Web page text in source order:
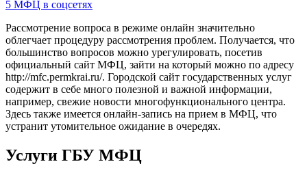
5 МФЦ в соцсетях
Рассмотрение вопроса в режиме онлайн значительно
облегчает процедуру рассмотрения проблем. Получается, что
большинство вопросов можно урегулировать, посетив
официальный сайт МФЦ, зайти на который можно по адресу
http://mfc.permkrai.ru/. Городской сайт государственных услуг
содержит в себе много полезной и важной информации,
например, свежие новости многофункционального центра.
Здесь также имеется онлайн-запись на прием в МФЦ, что
устранит утомительное ожидание в очередях.
Услуги ГБУ МФЦ